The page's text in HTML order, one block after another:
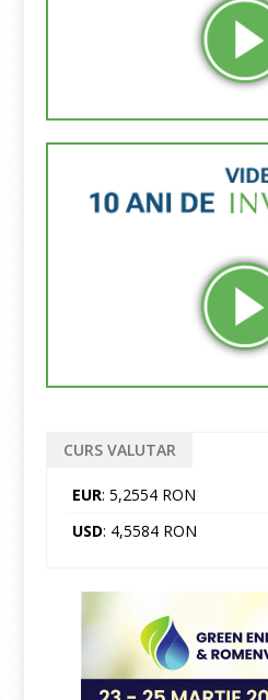
CURS VALUTAR
EUR: 5,2554 RON
USD: 4,5584 RON